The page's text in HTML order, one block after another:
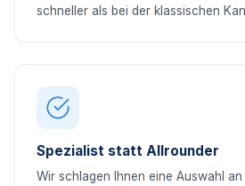
schneller als bei der klassischen
Spezialist statt Allrounder
Wir schlagen Ihnen eine Auswahl